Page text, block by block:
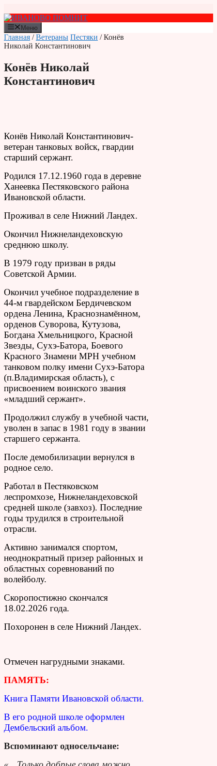
к
содержимому
Меню
Главная /Ветераны Пестяки / Конёв
Николай Константинович
Конёв Николай
Константинович
Конёв Николай Константинович-
ветеран танковых войск, гвардии
старший сержант.
Родился 17.12.1960 года в деревне
Ханеевка Пестяковского района
Ивановской области.
Проживал в селе Нижний Ландех.
Окончил Нижнеландеховскую
среднюю школу.
В 1979 году призван в ряды
Советской Армии.
Окончил учебное подразделение в
44-м гвардейском Бердичевском
ордена Ленина, Краснознамённом,
орденов Суворова, Кутузова,
Богдана Хмельницкого, Красной
Звезды, Сухэ-Батора, Боевого
Красного Знамени МРН учебном
танковом полку имени Сухэ-Батора
(п.Владимирская область), с
присвоением воинского звания
«младший сержант».
Продолжил службу в учебной части,
уволен в запас в 1981 году в звании
старшего сержанта.
После демобилизации вернулся в
родное село.
Работал в Пестяковском
леспромхозе, Нижнеландеховской
средней школе (завхоз). Последние
годы трудился в строительной
отрасли.
Активно занимался спортом,
неоднократный призер районных и
областных соревнований по
волейболу.
Скоропостижно скончался
18.02.2026 года.
Похоронен в селе Нижний Ландех.
Отмечен нагрудными знаками.
ПАМЯТЬ:
Книга Памяти Ивановской области.
В его родной школе оформлен
Дембельский альбом.
Вспоминают односельчане: